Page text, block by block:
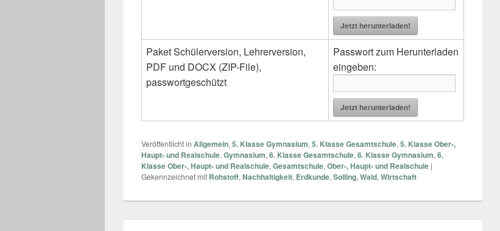
Jetzt herunterladen!
Paket Schülerversion, Lehrerversion,
PDF und DOCX (ZIP-File),
passwortgeschützt
Passwort zum Herunterladen
eingeben:
Jetzt herunterladen!
Veröffentlicht in Allgemein, 5. Klasse Gymnasium, 5. Klasse Gesamtschule, 5. Klasse Ober-,
Haupt- und Realschule, Gymnasium, 6. Klasse Gesamtschule, 6. Klasse Gymnasium, 6.
Klasse Ober-, Haupt- und Realschule, Gesamtschule, Ober-, Haupt- und Realschule |
Gekennzeichnet mit Rohstoff, Nachhaltigkeit, Erdkunde, Solling, Wald, Wirtschaft